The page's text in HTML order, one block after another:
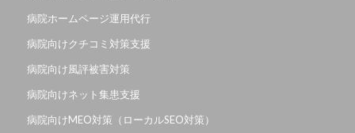
病院ホームページ運用代行
病院向けクチコミ対策支援
病院向け風評被害対策
病院向けネット集患支援
病院向けMEO対策（ローカルSEO対策）